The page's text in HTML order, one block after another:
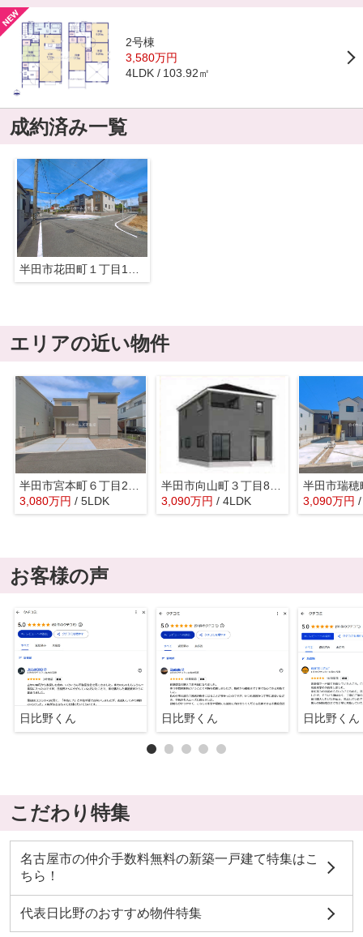
2号棟
3,580万円
4LDK 103.92㎡
成約済み一覧
エリアの近い物件
半田市宮本町６丁目213-8『仲介料無料』新築戸建て
3,080万円 / 5LDK
半田市向山町３丁目80-1『仲介料無料』新築戸建て
3,090万円 / 4LDK 3,090万円
お客様の声
日比野くん 日比野くん 日比野くん
こだわり特集
名古屋市の仲介手数料無料の新築一戸建て特集はこ
ちら！
代表日比野のおすすめ物件特集